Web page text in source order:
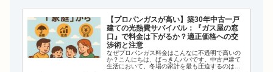
【プロパンガスが高い】築30年中古一戸
建ての光熱費サバイバル：『ガス屋の窓
口』で料金は下がるか？適正価格への交
渉術と注意
なぜプロパンガス料金はこんなに不透明で高いの
か？こんにちは、ばっきんパパです。中古戸建て
生活において、冬場の家計を最も圧迫するのは